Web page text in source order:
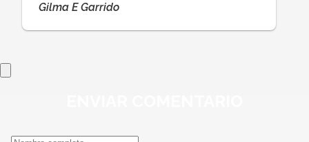
Gilma E Garrido